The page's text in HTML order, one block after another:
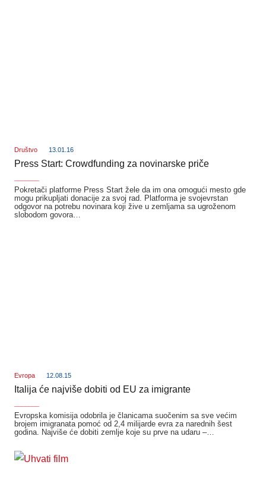
Društvo 13.01.16
Press Start: Crowdfunding za novinarske priče
Pokretači platforme Press Start žele da im ona omogući mesto gde
mogu prikupljati donacije za svoj rad. Platforma je svojevrstan
odgovor na potrebu novinara koji žive u zemljama sa ugroženom
slobodom govora…
Evropa 12.08.15
Italija će najviše dobiti od EU za imigrante
Evropska komisija odobrila je članicama suočenim sa sve većim
brojem imigranata pomoć od 2,4 milijarde evra za narednih šest
godina. Najviše će dobiti zemlje koje su prve na udaru –…